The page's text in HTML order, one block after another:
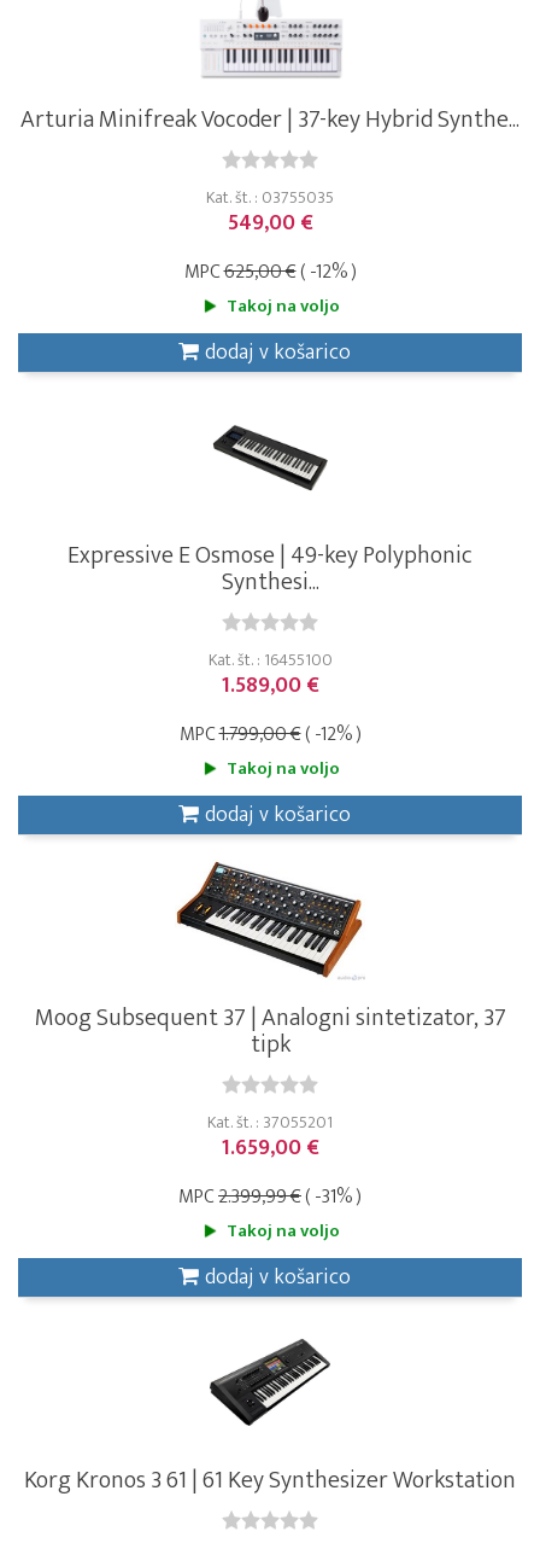
Arturia Minifreak Vocoder | 37-key Hybrid Synthe...
Kat. št. : 03755035
549,00 €
MPC625,00 €( -12% )
Takoj na voljo
dodaj v košarico
Expressive E Osmose | 49-key Polyphonic
Synthesi...
Kat. št. : 16455100
1.589,00 €
MPC1.799,00 €( -12% )
Takoj na voljo
dodaj v košarico
Moog Subsequent 37 | Analogni sintetizator, 37
tipk
Kat. št. : 37055201
1.659,00 €
MPC2.399,99 €( -31% )
Takoj na voljo
dodaj v košarico
Korg Kronos 3 61 | 61 Key Synthesizer Workstation